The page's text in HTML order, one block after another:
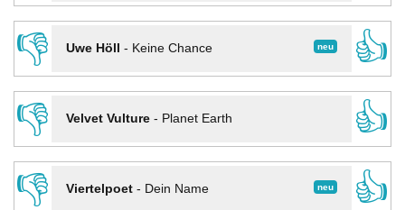
👎
neu
Uwe Höll - Keine Chance
👍
👎
Velvet Vulture- Planet Earth
👍
👎
neu
Viertelpoet- Dein Name
👍